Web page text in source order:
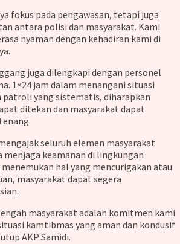
fokus pada pengawasan, tetapi juga
antara polisi dan masyarakat. Kami
nyaman dengan kehadiran kami di
juga dilengkapi dengan personel
1×24 jam dalam menangani situasi
patroli yang sistematis, diharapkan
ditekan dan masyarakat dapat
seluruh elemen masyarakat
menjaga keamanan di lingkungan
hal yang mencurigakan atau
masyarakat dapat segera
masyarakat adalah komitmen kami
kamtibmas yang aman dan kondusif
AKP Samidi.